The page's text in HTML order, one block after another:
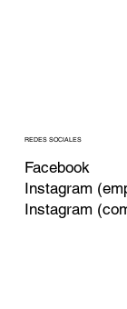
REDES SOCIALES
Facebook
Instagram
Instagram